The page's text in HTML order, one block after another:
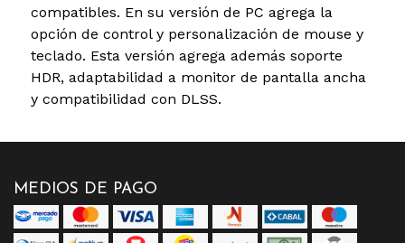
compatibles. En su versión de PC agrega la
opción de control y personalización de mouse y
teclado. Esta versión agrega además soporte
HDR, adaptabilidad a monitor de pantalla ancha
y compatibilidad con DLSS.
MEDIOS DE PAGO